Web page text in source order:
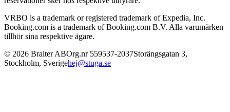
VRBO is a trademark or registered trademark of Expedia, Inc.
Booking.com is a trademark of Booking.com B.V. Alla varumärken
tillhör sina respektive ägare.
© 2026 Braiter ABOrg.nr 559537-2037Storängsgatan 3,
Stockholm, Sverigehej@stuga.se